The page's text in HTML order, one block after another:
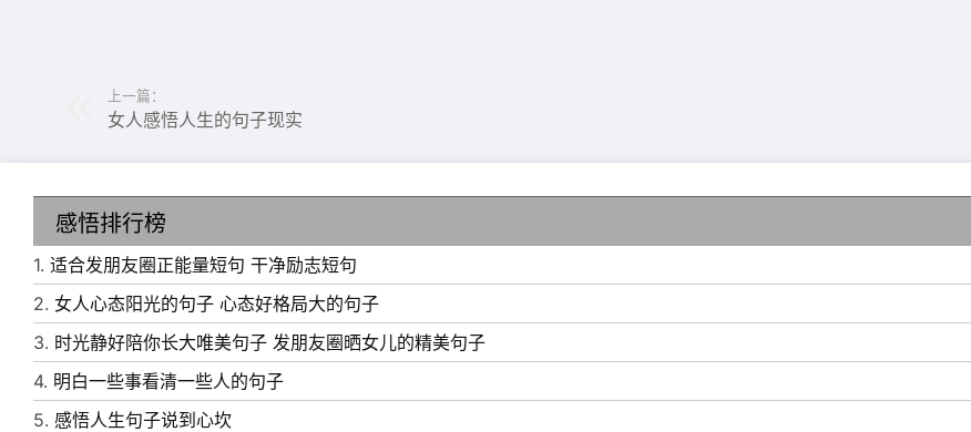
上一篇：
女人感悟人生的句子现实
感悟排行榜
1. 适合发朋友圈正能量短句 干净励志短句
2. 女人心态阳光的句子 心态好格局大的句子
3. 时光静好陪你长大唯美句子 发朋友圈晒女儿的精美句子
4. 明白一些事看清一些人的句子
5. 感悟人生句子说到心坎